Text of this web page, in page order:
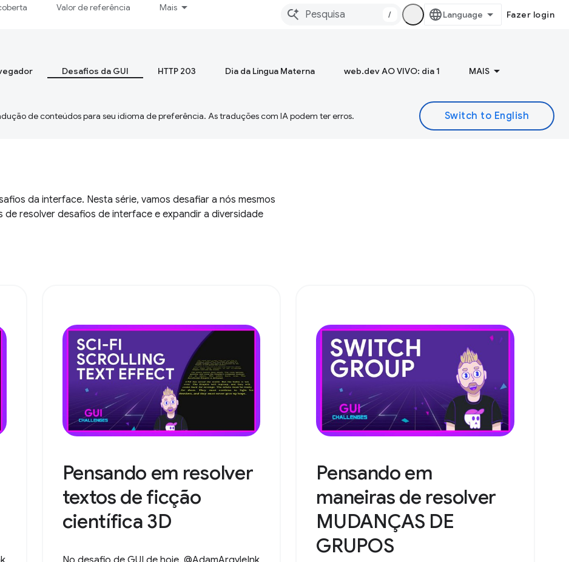
Valor de referência Mais
/ Fazer login
Desafios da GUI HTTP 203 Dia da Língua Materna web.dev AO VIVO: dia 1 MAIS
de conteúdos para seu idioma de preferência. As traduções com IA podem ter erros.
da interface. Nesta série, vamos desafiar a nós mesmos
resolver desafios de interface e expandir a diversidade
Pensando em resolver
textos de ficção
científica 3D
Pensando em
maneiras de resolver
MUDANÇAS DE
GRUPOS